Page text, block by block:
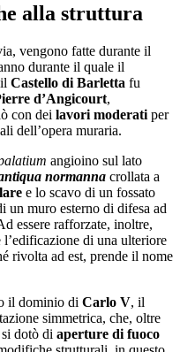
alla struttura
vengono fatte durante il
durante il quale il
Castello di Barletta fu
d’Angicourt,
con dei lavori moderati per
dell’opera muraria.
angioino sul lato
normanna crollata a
e lo scavo di un fossato
un muro esterno di difesa ad
essere rafforzate, inoltre,
l’edificazione di una ulteriore
rivolta ad est, prende il nome
il dominio di Carlo V, il
simmetrica, che, oltre
dotò di aperture di fuoco